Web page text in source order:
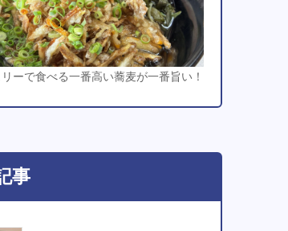
ーで食べる一番高い蕎麦が一番旨い！
事